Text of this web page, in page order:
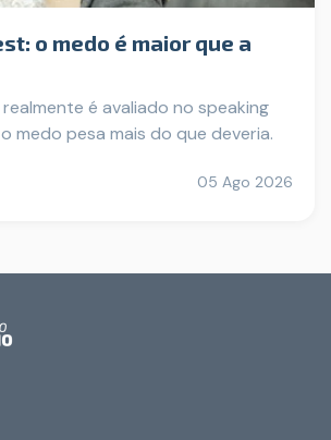
o medo é maior que a
é avaliado no speaking
medo pesa mais do que deveria.
05 Ago 2026